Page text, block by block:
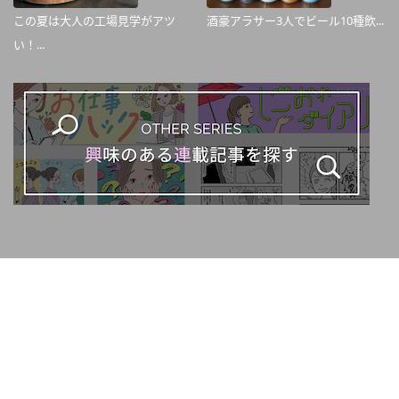
この夏は大人の工場見学がアツ
い！...
酒豪アラサー3人でビール10種飲...